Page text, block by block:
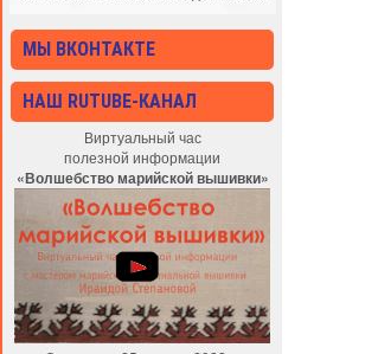
МЫ ВКОНТАКТЕ
НАШ RUTUBE-КАНАЛ
Виртуальный час
полезной информации
«Волшебство марийской вышивки»